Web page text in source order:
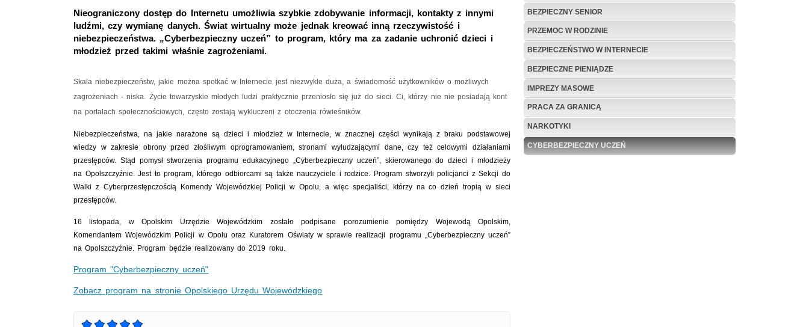
Nieograniczony dostęp do Internetu umożliwia szybkie zdobywanie informacji, kontakty z innymi
ludźmi, czy wymianę danych. Świat wirtualny może jednak kreować inną rzeczywistość i
niebezpieczeństwa. „Cyberbezpieczny uczeń” to program, który ma za zadanie uchronić dzieci i
młodzież przed takimi właśnie zagrożeniami.
Skala niebezpieczeństw, jakie można spotkać w Internecie jest niezwykle duża, a świadomość użytkowników o możliwych
zagrożeniach - niska. Życie towarzyskie młodych ludzi praktycznie przeniosło się już do sieci. Ci, którzy nie nie posiadają kont
na portalach społecznościowych, często zostają wykluczeni z otoczenia rówieśników.
Niebezpieczeństwa, na jakie narażone są dzieci i młodzież w Internecie, w znacznej części wynikają z braku podstawowej
wiedzy w zakresie obrony przed złośliwym oprogramowaniem, stronami wyłudzającymi dane, czy też celowymi działaniami
przestępców. Stąd pomysł stworzenia programu edukacyjnego „Cyberbezpieczny uczeń”, skierowanego do dzieci i młodzieży
na Opolszczyźnie. Jest to program, którego odbiorcami są także nauczyciele i rodzice. Program stworzyli policjanci z Sekcji do
Walki z Cyberprzestępczością Komendy Wojewódzkiej Policji w Opolu, a więc specjaliści, którzy na co dzień tropią w sieci
przestępców.
16 listopada, w Opolskim Urzędzie Wojewódzkim zostało podpisane porozumienie pomiędzy Wojewodą Opolskim,
Komendantem Wojewódzkim Policji w Opolu oraz Kuratorem Oświaty w sprawie realizacji programu „Cyberbezpieczny uczeń”
na Opolszczyźnie. Program będzie realizowany do 2019 roku.
Program "Cyberbezpieczny uczeń"
Zobacz program na stronie Opolskiego Urzędu Wojewódzkiego
BEZPIECZNY SENIOR
PRZEMOC W RODZINIE
BEZPIECZEŃSTWO W INTERNECIE
BEZPIECZNE PIENIĄDZE
IMPREZY MASOWE
PRACA ZA GRANICĄ
NARKOTYKI
CYBERBEZPIECZNY UCZEŃ